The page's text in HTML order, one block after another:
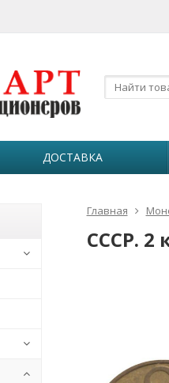
ДОСТАВКА
Главная
СССР. 2